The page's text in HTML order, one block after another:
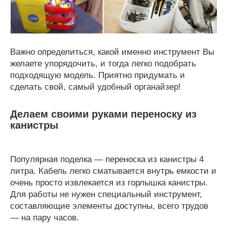
Важно определиться, какой именно инструмент Вы
желаете упорядочить, и тогда легко подобрать
подходящую модель. Приятно придумать и
сделать свой, самый удобный органайзер!
Делаем своими руками переноску из
канистры
Популярная поделка — переноска из канистры 4
литра. Кабель легко сматывается внутрь емкости и
очень просто извлекается из горлышка канистры.
Для работы не нужен специальный инструмент,
составляющие элементы доступны, всего трудов
— на пару часов.